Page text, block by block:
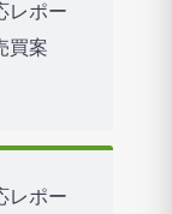
レポー
買案
レポー